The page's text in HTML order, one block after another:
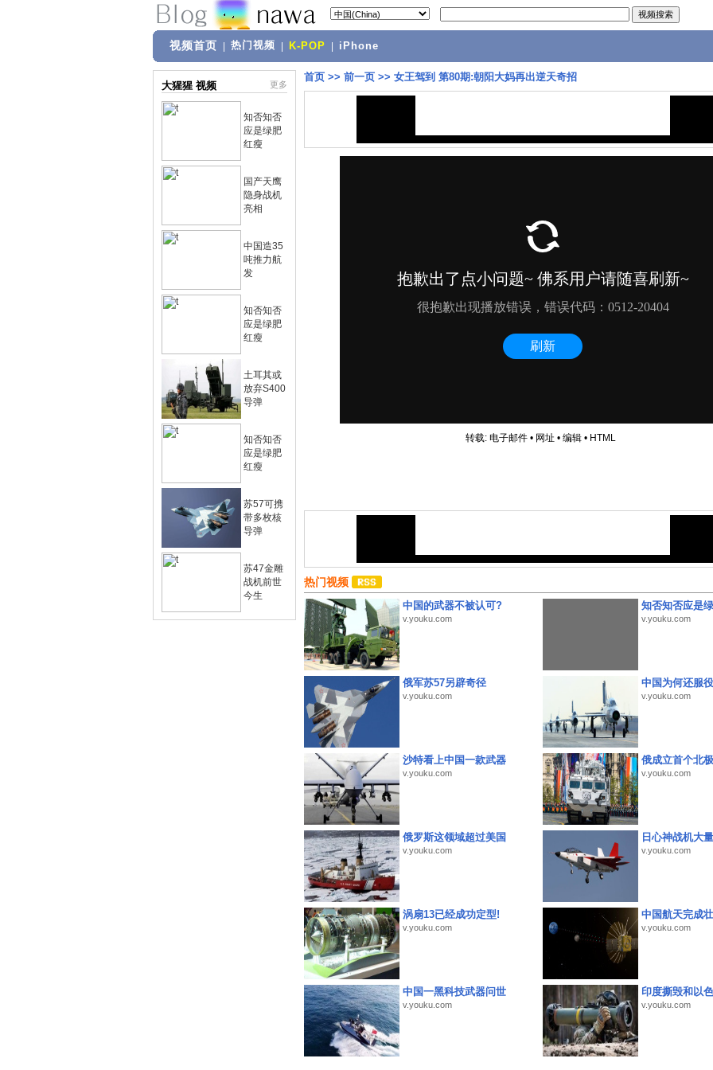
视频首页 热门视频 K-POP iPhone
大猩猩 视频 更多
知否知否
应是绿肥
红瘦
国产天鹰
隐身战机
亮相
中国造35
吨推力航
发
知否知否
应是绿肥
红瘦
土耳其或
放弃S400
导弹
知否知否
应是绿肥
红瘦
苏57可携
带多枚核
导弹
苏47金雕
战机前世
今生
首页 >> 前一页 >> 女王驾到 第80期:朝阳大妈再出逆天奇招
转载: 电子邮件• 网址 • 编辑• HTML
热门视频
中国的武器不被认可?
v.youku.com
知否知否应是
v.youku.com
俄军苏57另辟奇径
v.youku.com
中国为何还服
v.youku.com
沙特看上中国一款武器
v.youku.com
俄成立首个北
v.youku.com
俄罗斯这领域超过美国
v.youku.com
日心神战机大
v.youku.com
涡扇13已经成功定型!
v.youku.com
中国航天完成
v.youku.com
中国一黑科技武器问世
v.youku.com
印度撕毁和以
v.youku.com